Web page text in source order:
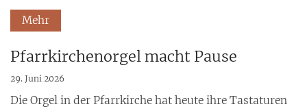
Mehr
Pfarrkirchenorgel macht Pause
29. Juni 2026
Die Orgel in der Pfarrkirche hat heute ihre Tastaturen